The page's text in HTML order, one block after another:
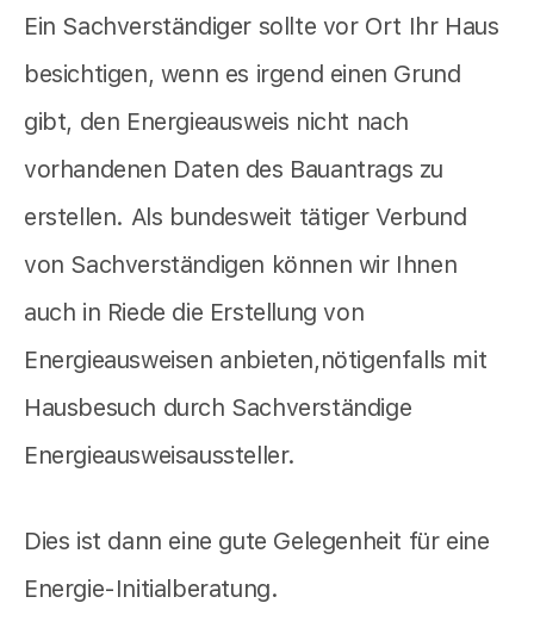
Ein Sachverständiger sollte vor Ort Ihr Haus
besichtigen, wenn es irgend einen Grund
gibt, den Energieausweis nicht nach
vorhandenen Daten des Bauantrags zu
erstellen. Als bundesweit tätiger Verbund
von Sachverständigen können wir Ihnen
auch in Riede die Erstellung von
Energieausweisen anbieten,nötigenfalls mit
Hausbesuch durch Sachverständige
Energieausweisaussteller.
Dies ist dann eine gute Gelegenheit für eine
Energie-Initialberatung.